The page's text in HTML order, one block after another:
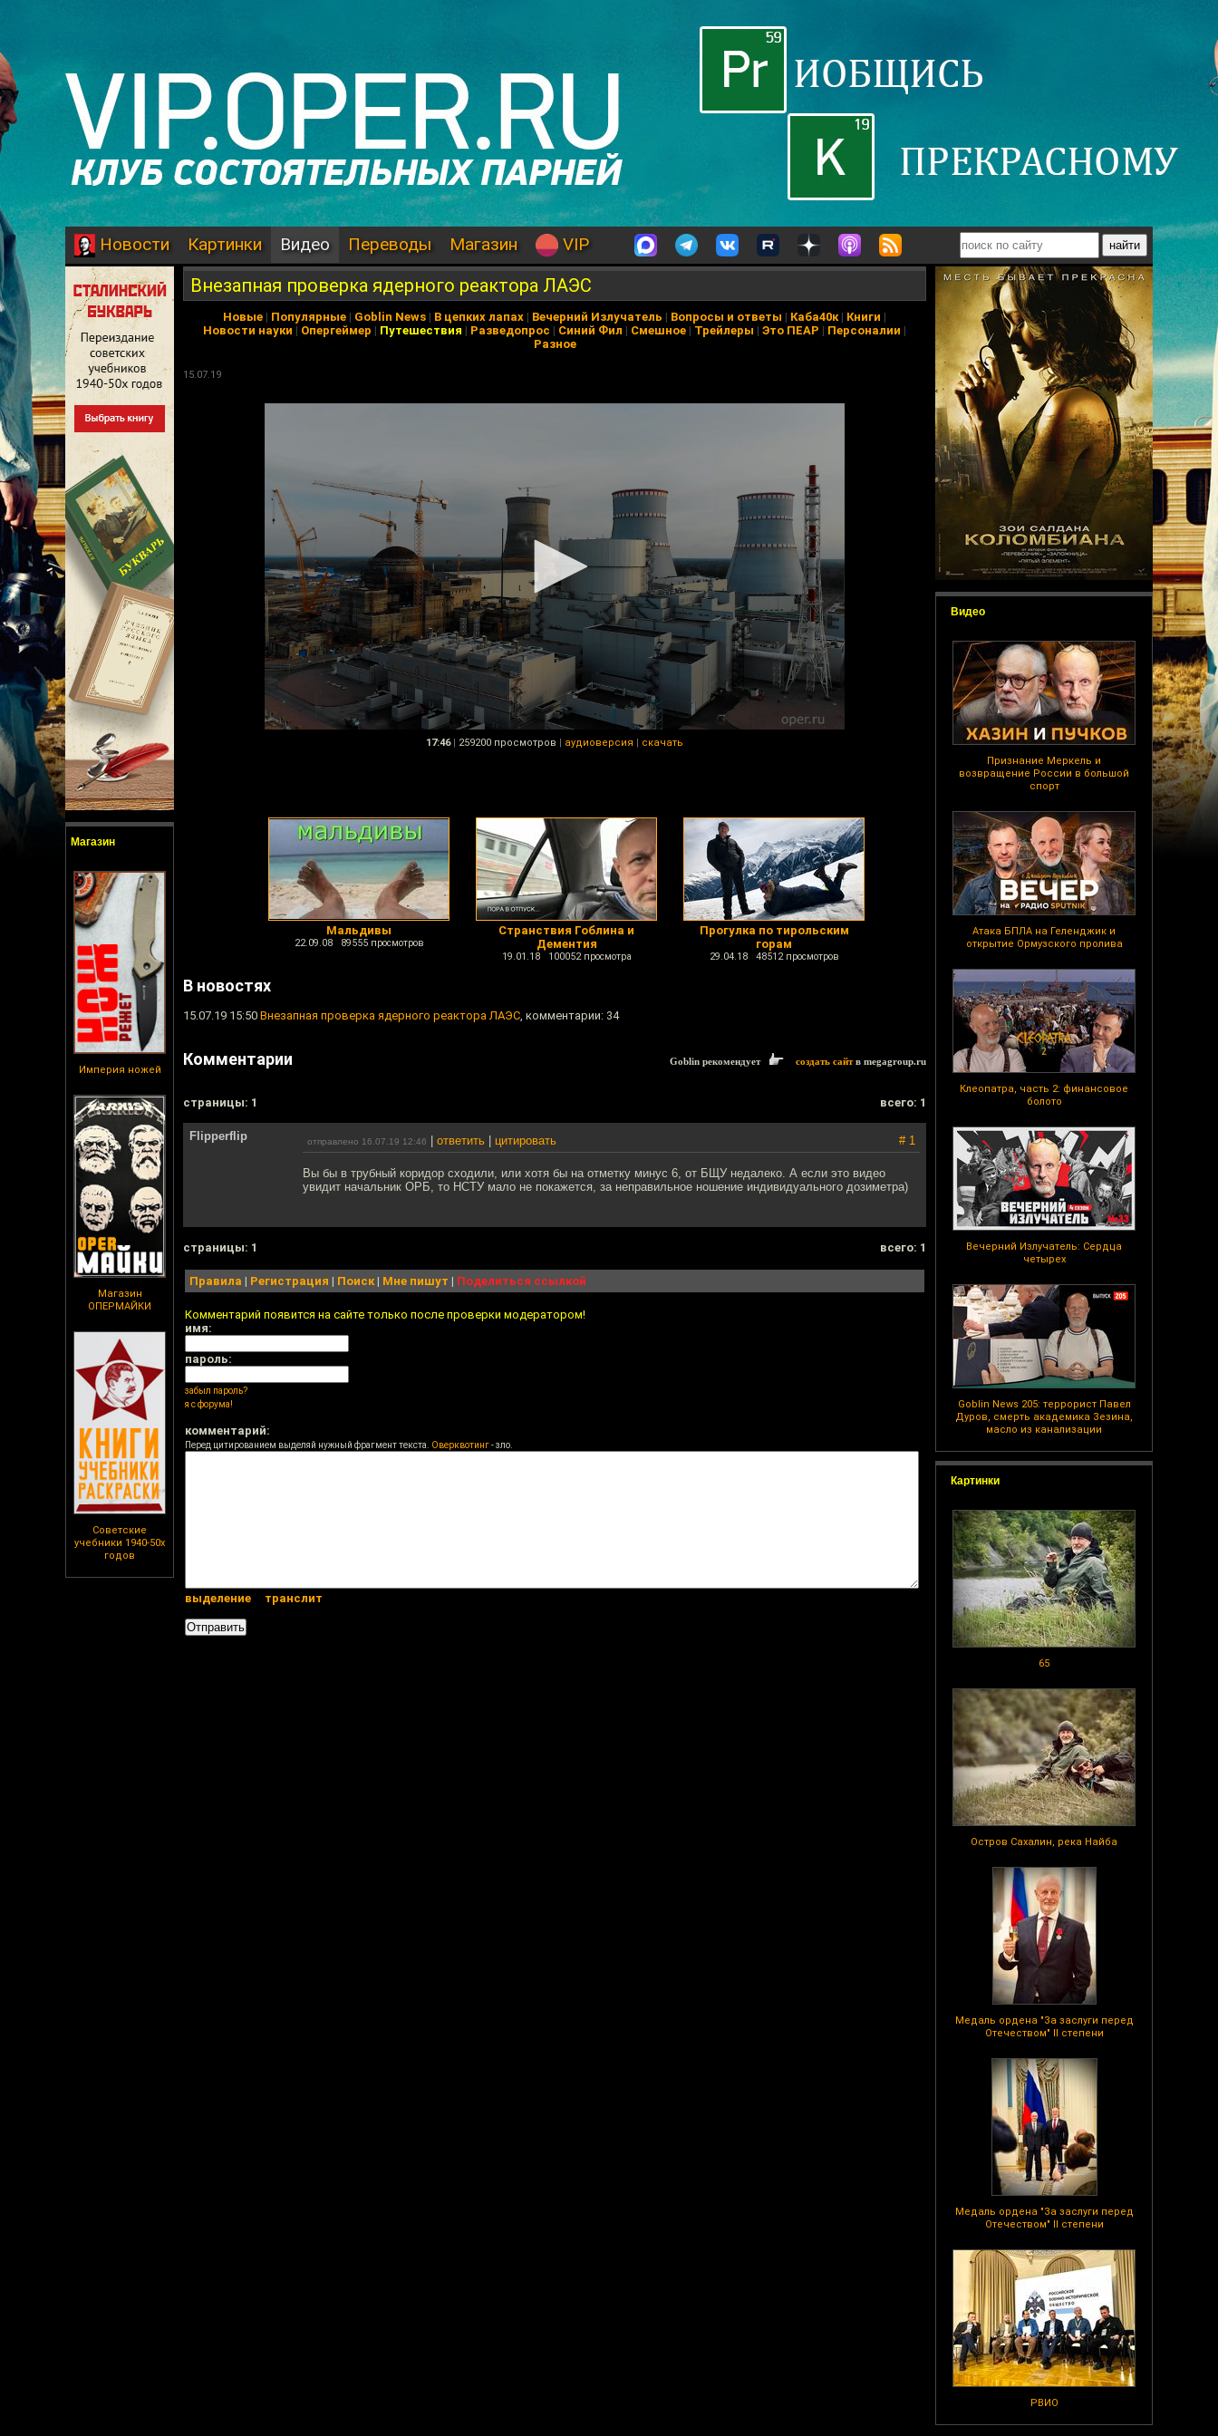
Новости Картинки Видео Переводы Магазин VIP
Магазин
Империя ножей
Магазин
ОПЕРМАЙКИ
Советские
учебники 1940-50х
годов
Видео
Признание Меркель и
возвращение России в большой
спорт
Атака БПЛА на Геленджик и
открытие Ормузского пролива
Клеопатра, часть 2: финансовое
болото
Вечерний Излучатель: Сердца
четырех
Goblin News 205: террорист Павел
Дуров, смерть академика Зезина,
масло из канализации
Картинки
65
Остров Сахалин, река Найба
Медаль ордена "За заслуги перед
Отечеством" II степени
Медаль ордена "За заслуги перед
Отечеством" II степени
РВИО
Внезапная проверка ядерного реактора ЛАЭС
Новые | Популярные | Goblin News | В цепких лапах | Вечерний Излучатель | Вопросы и ответы | Каба40к| Книги |
Новости науки | Опергеймер | Путешествия | Разведопрос | Синий Фил | Смешное | Трейлеры | Это ПЕАР | Персоналии |
Разное
15.07.19
17:46 | 259200 просмотров | аудиоверсия | скачать
Мальдивы
22.09.08 89555 просмотров
Странствия Гоблина и
Дементия
19.01.18 100052 просмотра
Прогулка по тирольским
горам
29.04.18 48512 просмотров
В новостях
15.07.19 15:50 Внезапная проверка ядерного реактора ЛАЭС, комментарии: 34
Комментарии Goblin рекомендует создать сайтв megagroup.ru
cтраницы: 1 всего: 1
Flipperflip отправлено 16.07.19 12:46 ответить цитировать # 1
Вы бы в трубный коридор сходили, или хотя бы на отметку минус 6, от БЩУ недалеко. А если это видео
увидит начальник ОРБ, то НСТУ мало не покажется, за неправильное ношение индивидуального дозиметра)
cтраницы: 1 всего: 1
Правила | Регистрация | Поиск| Мне пишут | Поделиться ссылкой
Комментарий появится на сайте только после проверки модератором!
имя:
пароль:
забыл пароль?
я с форума!
комментарий:
Перед цитированием выделяй нужный фрагмент текста. Оверквотинг- зло.
выделение транслит